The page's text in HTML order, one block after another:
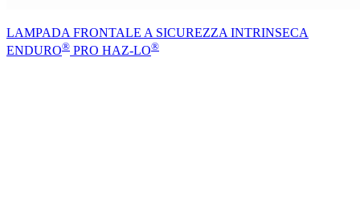
LAMPADA FRONTALE A SICUREZZA INTRINSECA
ENDURO® PRO HAZ-LO®